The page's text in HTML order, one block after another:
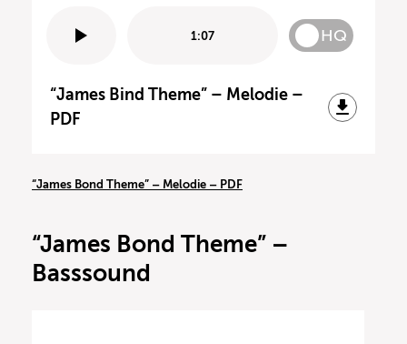
1:07 HQ
“James Bind Theme” – Melodie –
PDF
“James Bond Theme” – Melodie – PDF
“James Bond Theme” –
Basssound